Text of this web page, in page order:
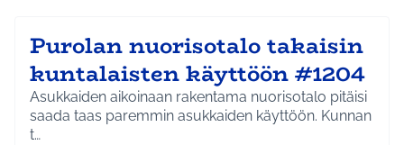
Purolan nuorisotalo takaisin
kuntalaisten käyttöön #1204
Asukkaiden aikoinaan rakentama nuorisotalo pitäisi
saada taas paremmin asukkaiden käyttöön. Kunnan
t…